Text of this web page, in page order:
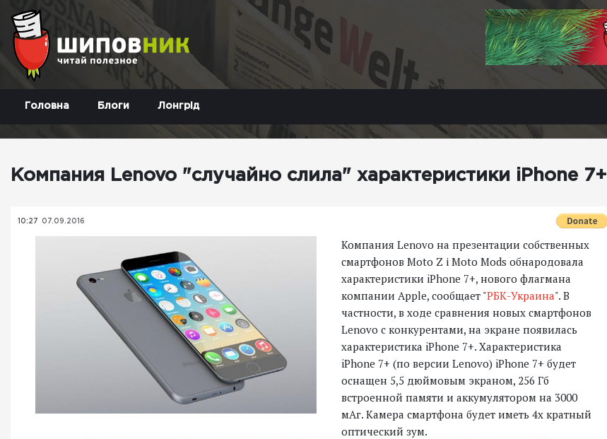
Головна Блоги Лонгрід
Компания Lenovo "случайно слила" характеристики iPhone 7+
10:27 07.09.2016
Компания Lenovo на презентации собственных
смартфонов Moto Z і Moto Mods обнародовала
характеристики iPhone 7+, нового флагмана
компании Apple, сообщает "РБК-Украина". В
частности, в ходе сравнения новых смартфонов
Lenovo с конкурентами, на экране появилась
характеристика iPhone 7+. Характеристика
iPhone 7+ (по версии Lenovo) iPhone 7+ будет
оснащен 5,5 дюймовым экраном, 256 Гб
встроенной памяти и аккумулятором на 3000
мАг. Камера смартфона будет иметь 4х кратный
оптический зум.